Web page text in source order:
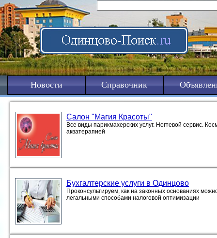
Новости Справочник
Салон "Магия Красоты"
Все виды парикмахерских услуг. Ногтевой сервис.
акватерапией
Бухгалтерские услуги в Одинцово
Проконсультируем, как на законных основаниях
легальными способами налоговой оптимизации